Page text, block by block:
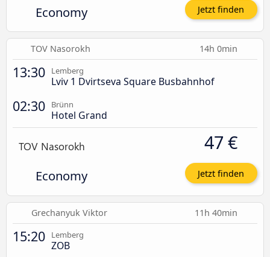
Economy Jetzt finden
TOV Nasorokh 14h 0min
13:30 Lemberg
Lviv 1 Dvirtseva Square Busbahnhof
02:30 Brünn
Hotel Grand
Economy
47 €
Jetzt finden
Grechanyuk Viktor 11h 40min
15:20 Lemberg
ZOB